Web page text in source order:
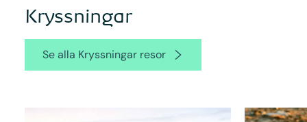
Kryssningar
Se alla Kryssningar resor